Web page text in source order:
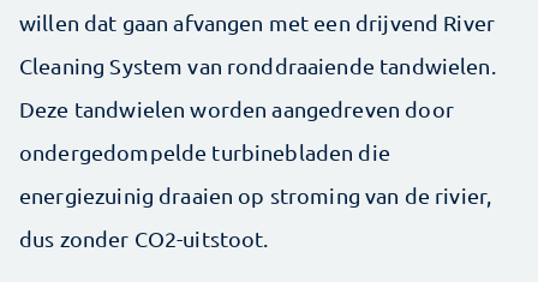
willen dat gaan afvangen met een drijvend River
Cleaning System van ronddraaiende tandwielen.
Deze tandwielen worden aangedreven door
ondergedompelde turbinebladen die
energiezuinig draaien op stroming van de rivier,
dus zonder CO2-uitstoot.